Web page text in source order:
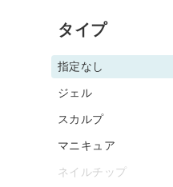
タイプ
指定なし
ジェル
スカルプ
マニキュア
ネイルチップ